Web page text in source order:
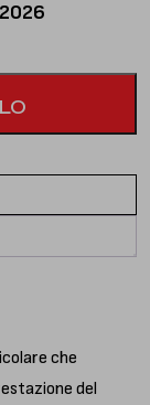
che
del